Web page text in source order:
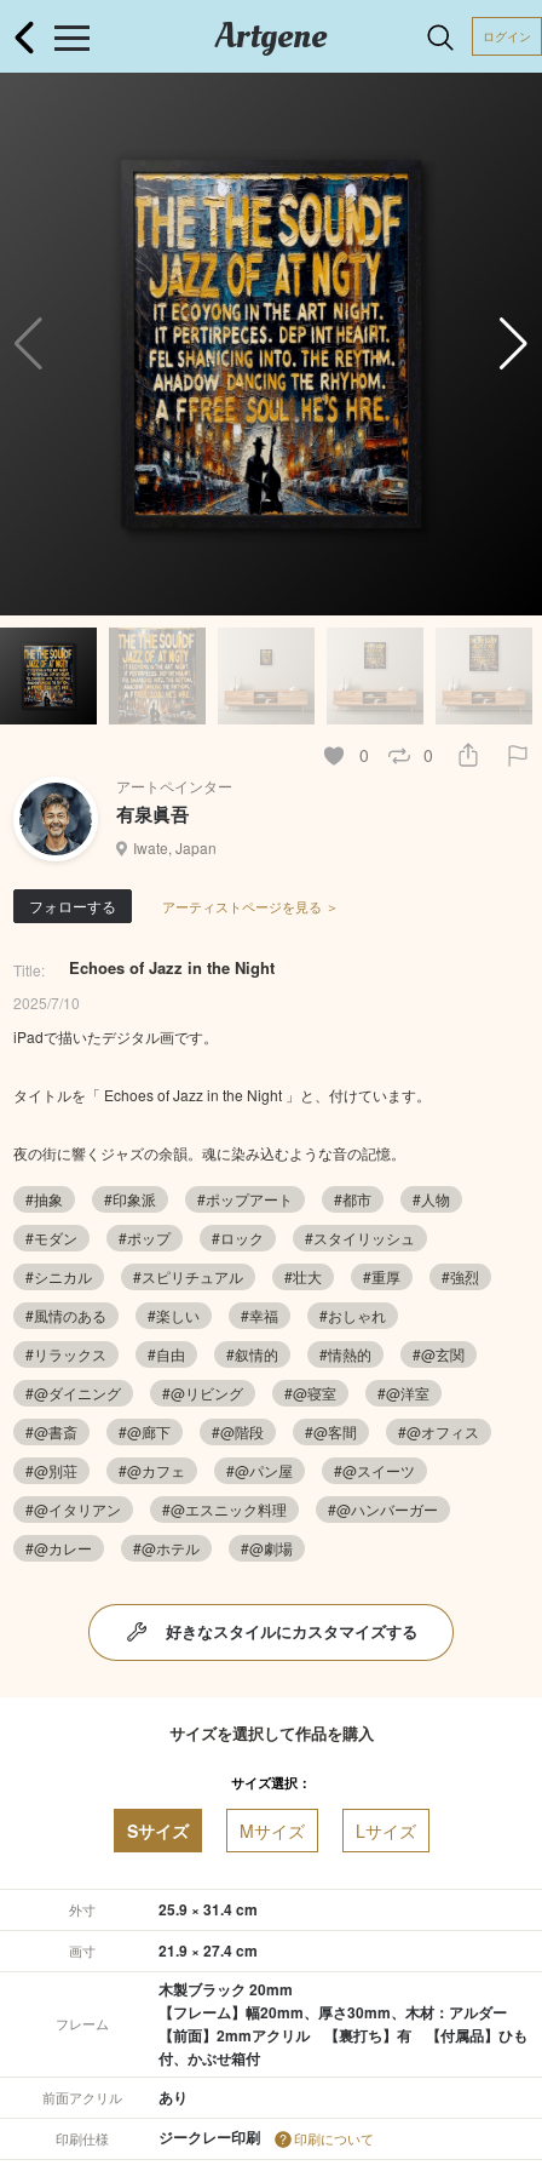
Artgene ログイン
0 0
アートペインター
有泉眞吾
Iwate, Japan
フォローする アーティストページを見る ＞
Title: Echoes of Jazz in the Night
2025/7/10
iPadで描いたデジタル画です。
タイトルを「 Echoes of Jazz in the Night 」と、付けています。
夜の街に響くジャズの余韻。魂に染み込むような音の記憶。
#抽象 #印象派 #ポップアート #都市
#人物
#モダン
#ポップ #ロック
#スタイリッシュ
#シニカル
#スピリチュアル #壮大 #重厚
#強烈
#風情のある
#楽しい #幸福
#おしゃれ
#リラックス
#自由 #叙情的 #情熱的
#@玄関
#@ダイニング
#@リビング #@寝室
#@洋室
#@書斎
#@廊下 #@階段 #@客間
#@オフィス
#@別荘
#@カフェ #@パン屋
#@スイーツ
#@イタリアン
#@エスニック料理
#@ハンバーガー
#@カレー
#@ホテル #@劇場
好きなスタイルにカスタマイズする
サイズを選択して作品を購入
サイズ選択：
Sサイズ Mサイズ Lサイズ
外寸 25.9 × 31.4 cm
画寸 21.9 × 27.4 cm
フレーム
木製ブラック 20mm
【フレーム】幅20mm、厚さ30mm、木材：アルダー
【前面】2mmアクリル 【裏打ち】有 【付属品】ひも
付、かぶせ箱付
前面アクリル あり
印刷仕様 ジークレー印刷 印刷について